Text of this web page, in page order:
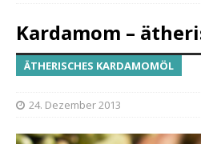
Kardamom –
ÄTHERISCHES KARDAMOMÖL
24. Dezember 2013